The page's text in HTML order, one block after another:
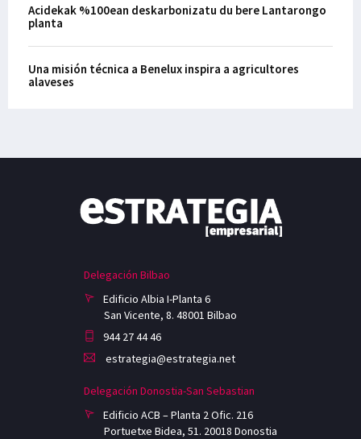
Acidekak %100ean deskarbonizatu du bere Lantarongo
planta
Una misión técnica a Benelux inspira a agricultores
alaveses
Delegación Bilbao
Edificio Albia I-Planta 6
San Vicente, 8. 48001 Bilbao
944 27 44 46
estrategia@estrategia.net
Delegación Donostia-San Sebastian
Edificio ACB – Planta 2 Ofic. 216
Portuetxe Bidea, 51. 20018 Donostia